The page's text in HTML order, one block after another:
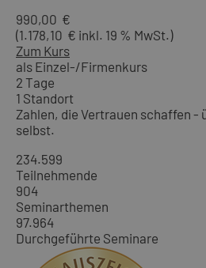
990,00 €
(1.178,10 € inkl. 19 % MwSt.)
Zum Kurs
als Einzel-/Firmenkurs
2 Tage
1 Standort
Zahlen, die Vertrauen schaffen -
selbst.
234.599
Teilnehmende
904
Seminarthemen
97.964
Durchgeführte Seminare